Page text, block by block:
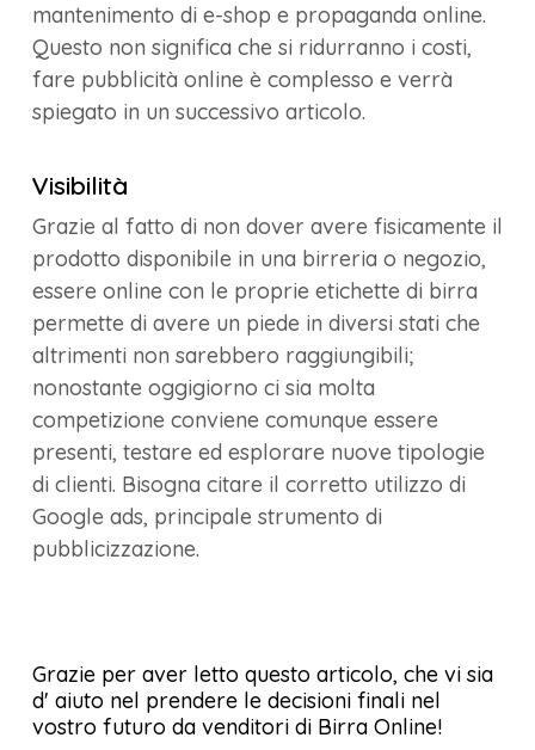
mantenimento di e-shop e propaganda online.
Questo non significa che si ridurranno i costi,
fare pubblicità online è complesso e verrà
spiegato in un successivo articolo.
Visibilità
Grazie al fatto di non dover avere fisicamente il
prodotto disponibile in una birreria o negozio,
essere online con le proprie etichette di birra
permette di avere un piede in diversi stati che
altrimenti non sarebbero raggiungibili;
nonostante oggigiorno ci sia molta
competizione conviene comunque essere
presenti, testare ed esplorare nuove tipologie
di clienti. Bisogna citare il corretto utilizzo di
Google ads, principale strumento di
pubblicizzazione.
Grazie per aver letto questo articolo, che vi sia
d' aiuto nel prendere le decisioni finali nel
vostro futuro da venditori di Birra Online!